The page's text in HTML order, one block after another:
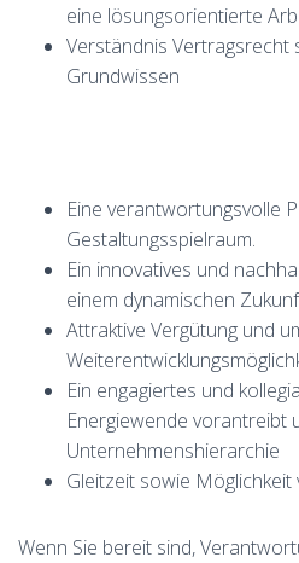
eine lösungsorientierte
Verständnis Vertragsrecht
Grundwissen
Eine verantwortungsvolle
Gestaltungsspielraum.
Ein innovatives und
einem dynamischen
Attraktive Vergütung und
Ein engagiertes und
Energiewende vorantreibt
Unternehmenshierarchie
Gleitzeit sowie
Wenn Sie bereit sind,